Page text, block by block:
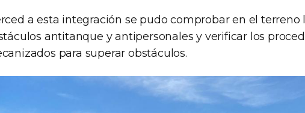
a esta integración se pudo comprobar en el terreno
antitanque y antipersonales y verificar los
para superar obstáculos.